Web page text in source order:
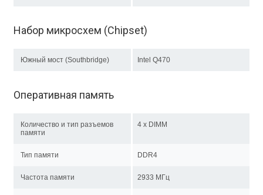
Набор микросхем (Chipset)
Южный мост (Southbridge) Intel Q470
Оперативная память
Количество и тип разъемов
памяти
4 x DIMM
Тип памяти DDR4
Частота памяти 2933 МГц